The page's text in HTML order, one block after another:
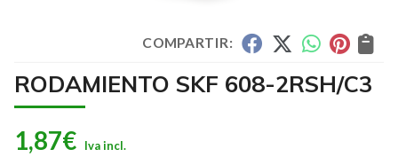
COMPARTIR:
RODAMIENTO SKF 608-2RSH/C3
1,87€